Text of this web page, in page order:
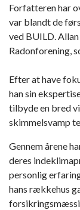
Forfatteren har
var blandt de
ved BUILD.
Radonforening,
Efter at have
han sin
tilbyde en bred
skimmelsvamp
Gennem årene
deres
personlig
hans rækkehus